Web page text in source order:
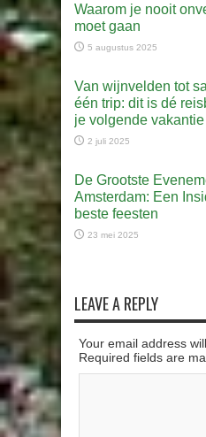
Waarom je nooit
moet gaan
5 augustus 2025
Van wijnvelden tot
één trip: dit is dé
je volgende vakantie
2 juli 2025
De Grootste
Amsterdam: Een
beste feesten
23 mei 2025
LEAVE A REPLY
Your email address
Required fields are